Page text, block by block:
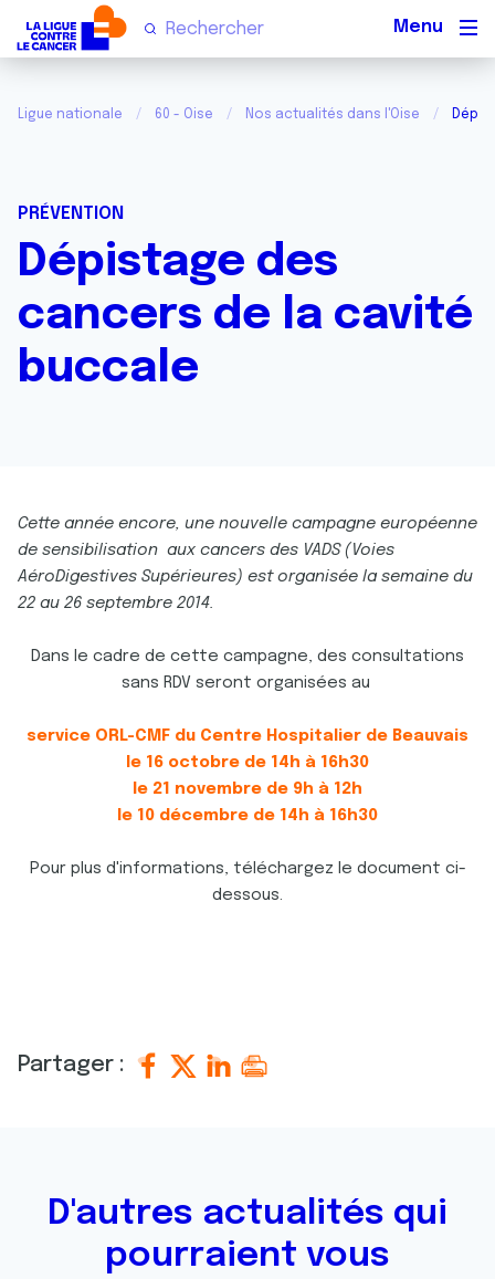
Ligue nationale 60 - Oise Nos actualités dans l'Oise
PRÉVENTION
Dépistage des
cancers de la cavité
buccale
Cette année encore, une nouvelle campagne européenne
de sensibilisation aux cancers des VADS (Voies
AéroDigestives Supérieures) est organisée la semaine du
22 au 26 septembre 2014.
Dans le cadre de cette campagne, des consultations
sans RDV seront organisées au
service ORL-CMF du Centre Hospitalier de Beauvais
le 16 octobre de 14h à 16h30
le 21 novembre de 9h à 12h
le 10 décembre de 14h à 16h30
Pour plus d'informations, téléchargez le document ci-
dessous.
Partager :
D'autres actualités qui
pourraient vous